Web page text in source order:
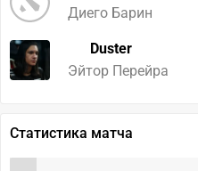
Диего Барин
Duster
Эйтор Перейра
Статистика матча